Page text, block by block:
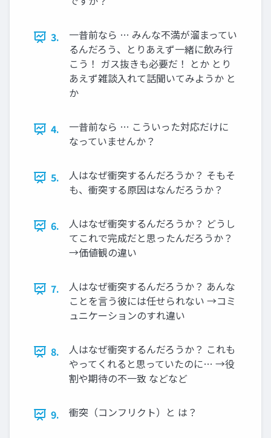
3.
一昔前なら … みんな不満が溜まってい
るんだろう、とりあえず一緒に飲み行
こう！ ガス抜きも必要だ！ とか とり
あえず雑談入れて話聞いてみようか と
か
4.
一昔前なら … こういった対応だけに
なっていませんか？
5.
人はなぜ衝突するんだろうか？ そもそ
も、衝突する原因はなんだろうか？
6.
人はなぜ衝突するんだろうか？ どうし
てこれで完成だと思ったんだろうか？
→価値観の違い
7.
人はなぜ衝突するんだろうか？ あんな
ことを言う彼には任せられない →コミ
ュニケーションのすれ違い
8.
人はなぜ衝突するんだろうか？ これも
やってくれると思っていたのに… →役
割や期待の不一致 などなど
9. 衝突（コンフリクト）と は？